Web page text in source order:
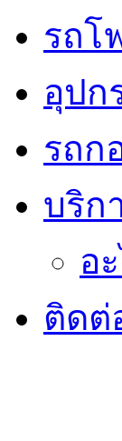
รถโ
อุปก
รถก
บริก
อ
ติดต่